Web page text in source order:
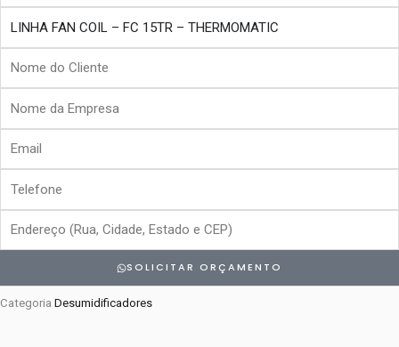
Nome
Cliente
Empresa
Email
Endereço
SOLICITAR ORÇAMENTO
Categoria Desumidificadores